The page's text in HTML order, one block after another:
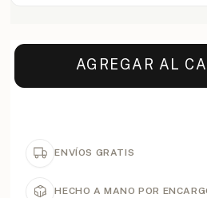
AGREGAR AL
ENVÍOS GRATIS
HECHO A MANO POR